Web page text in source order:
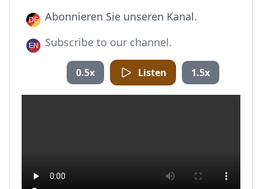
Abonnieren Sie unseren Kanal.
Subscribe to our channel.
0.5x Listen 1.5x